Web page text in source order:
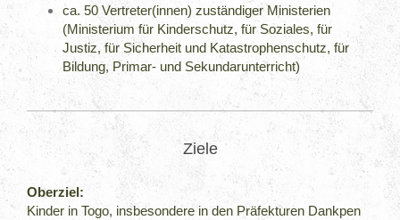
ca. 50 Vertreter(innen) zuständiger Ministerien
(Ministerium für Kinderschutz, für Soziales, für
Justiz, für Sicherheit und Katastrophenschutz, für
Bildung, Primar- und Sekundarunterricht)
Ziele
Oberziel:
Kinder in Togo, insbesondere in den Präfekturen Dankpen